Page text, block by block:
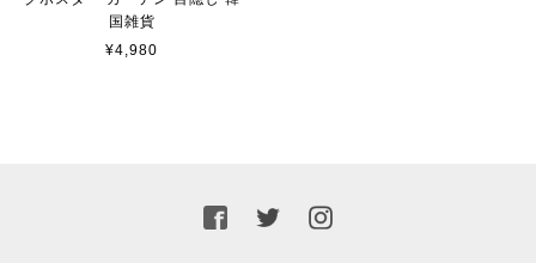
国雑貨
¥4,980